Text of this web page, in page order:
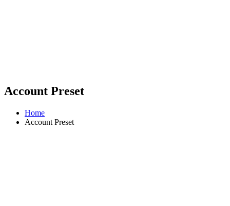
Account Preset
Home
Account Preset